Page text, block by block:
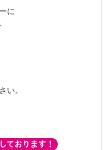
に
い。
ております！